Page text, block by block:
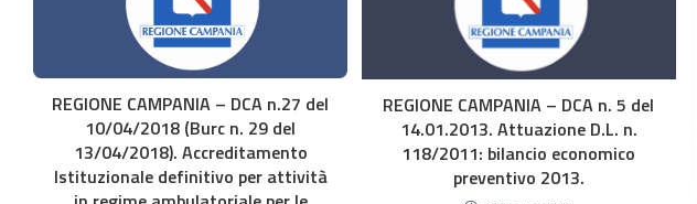
REGIONE CAMPANIA – DCA n.27 del
10/04/2018 (Burc n. 29 del
13/04/2018). Accreditamento
Istituzionale definitivo per attività
REGIONE CAMPANIA – DCA n. 5 del
14.01.2013. Attuazione D.L. n.
118/2011: bilancio economico
preventivo 2013.